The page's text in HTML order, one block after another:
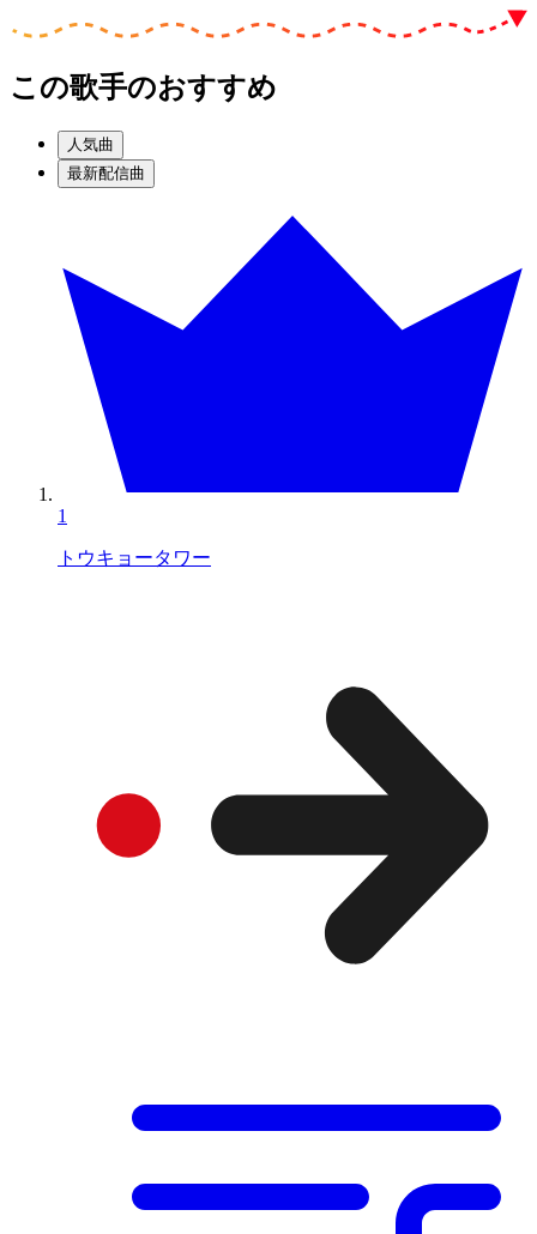
この歌手のおすすめ
人気曲
最新配信曲
1
トウキョータワー